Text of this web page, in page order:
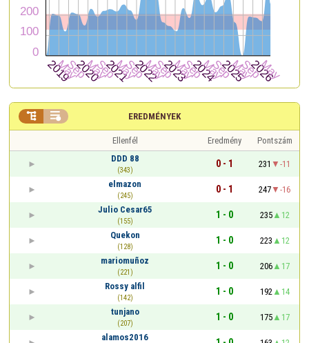
EREDMÉNYEK
 
Ellenfél Eredmény
Pontszám
DDD 88
(343)
0 - 1 231
-11
elmazon
(245)
0 - 1 247
-16
Julio Cesar65
(155)
1 - 0 235
12
Quekon
(128)
1 - 0 223
12
mariomuñoz
(221)
1 - 0 206
17
Rossy alfil
(142)
1 - 0 192
14
tunjano
(207)
1 - 0 175
17
alamos2016